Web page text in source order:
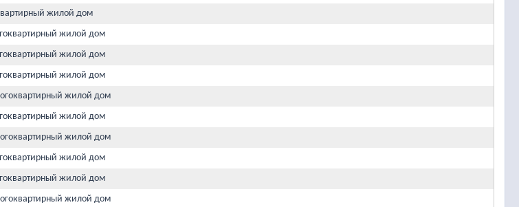
жилой дом
жилой дом
жилой дом
жилой дом
жилой дом
жилой дом
жилой дом
жилой дом
жилой дом
жилой дом